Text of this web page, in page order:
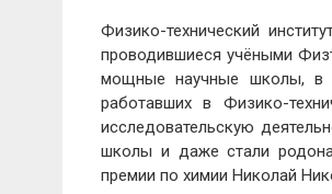
Физико-технический
проводившиеся учёными
мощные научные школы, в
работавших в Физико-
исследовательскую
школы и даже стали
премии по химии Николай